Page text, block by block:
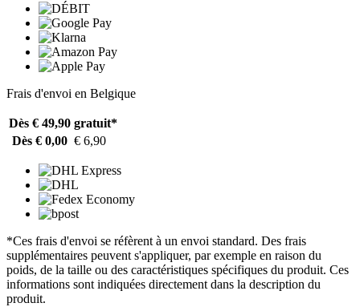
Frais d'envoi en Belgique
Dès € 49,90 gratuit*
Dès € 0,00 € 6,90
*Ces frais d'envoi se réfèrent à un envoi standard. Des frais
supplémentaires peuvent s'appliquer, par exemple en raison du
poids, de la taille ou des caractéristiques spécifiques du produit. Ces
informations sont indiquées directement dans la description du
produit.